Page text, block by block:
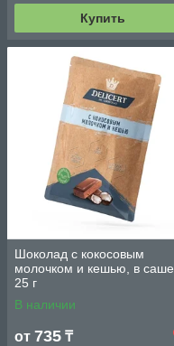
Купить
Шоколад с кокосовым
молочком и кешью, в саше
25 г
В наличии
от 735 ₸